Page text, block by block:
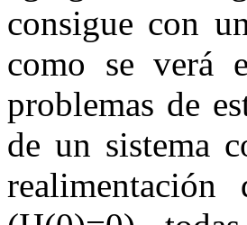
consigue con
como se verá
problemas de
de un sistema